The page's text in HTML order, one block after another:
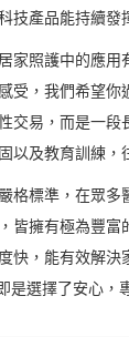
技產品能持續發
家照護中的應
受，我們希望
交易，而是一
及教育訓練，
格標準，在眾
皆擁有極為豐
快，能有效解
選擇了安心，